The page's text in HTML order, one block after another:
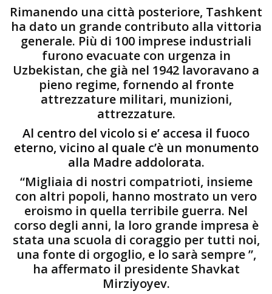
Rimanendo una città posteriore, Tashkent
ha dato un grande contributo alla vittoria
generale. Più di 100 imprese industriali
furono evacuate con urgenza in
Uzbekistan, che già nel 1942 lavoravano a
pieno regime, fornendo al fronte
attrezzature militari, munizioni,
attrezzature.
Al centro del vicolo si e’ accesa il fuoco
eterno, vicino al quale c’è un monumento
alla Madre addolorata.
“Migliaia di nostri compatrioti, insieme
con altri popoli, hanno mostrato un vero
eroismo in quella terribile guerra. Nel
corso degli anni, la loro grande impresa è
stata una scuola di coraggio per tutti noi,
una fonte di orgoglio, e lo sarà sempre ”,
ha affermato il presidente Shavkat
Mirziyoyev.